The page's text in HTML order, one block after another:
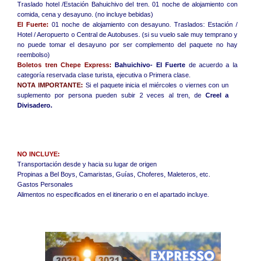
Traslado hotel /Estación Bahuichivo del tren. 01 noche de alojamiento con
comida, cena y desayuno. (no incluye bebidas)
El Fuerte: 01 noche de alojamiento con desayuno. Traslados: Estación /
Hotel / Aeropuerto o Central de Autobuses. (si su vuelo sale muy temprano y
no puede tomar el desayuno por ser complemento del paquete no hay
reembolso)
Boletos tren Chepe Express: Bahuichivo- El Fuerte de acuerdo a la
categoría reservada clase turista, ejecutiva o Primera clase.
NOTA IMPORTANTE: Si el paquete inicia el miércoles o viernes con un
suplemento por persona pueden subir 2 veces al tren, de Creel a
Divisadero.
NO INCLUYE:
Transportación desde y hacia su lugar de origen
Propinas a Bel Boys, Camaristas, Guías, Choferes, Maleteros, etc.
Gastos Personales
Alimentos no especificados en el itinerario o en el apartado incluye.